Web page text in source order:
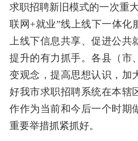
求职招聘新旧模式的一次重
联网+就业”线上线下一体化
上线下信息共享、促进公共
提升的有力抓手。各县（市
变观念，提高思想认识，加
好我市求职招聘系统在本辖
作作为当前和今后一个时期
重要举措抓紧抓好。